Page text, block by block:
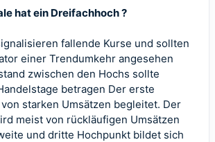
hat ein Dreifachhoch ?
fallende Kurse und sollten
einer Trendumkehr angesehen
zwischen den Hochs sollte
betragen Der erste
starken Umsätzen begleitet. Der
meist von rückläufigen Umsätzen
und dritte Hochpunkt bildet sich